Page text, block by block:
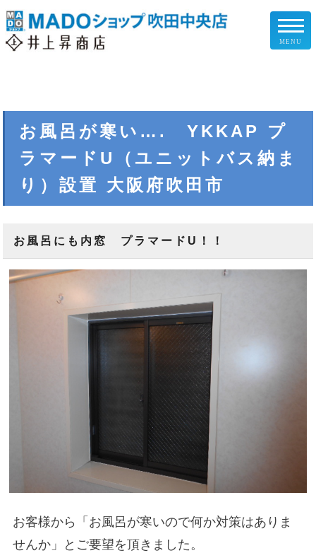
お客様の声
施工事例
企業情報
スタッフ紹介
スタッフブログ
住まいのお悩み解決策
お問い合わせ
よくある質問
プライバシーポリシー
採用情報
MENU
お風呂が寒い…. YKKAP プ
ラマードU（ユニットバス納ま
り）設置 大阪府吹田市
お風呂にも内窓 プラマードU！！
お客様から「お風呂が寒いので何か対策はありま
せんか」とご要望を頂きました。